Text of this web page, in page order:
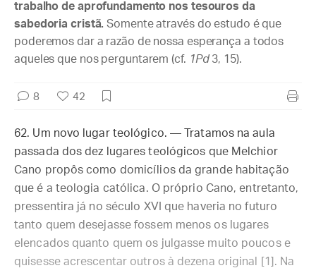
trabalho de aprofundamento nos tesouros da
sabedoria cristã. Somente através do estudo é que
poderemos dar a razão de nossa esperança a todos
aqueles que nos perguntarem (cf. 1Pd3, 15).
8 42
62. Um novo lugar teológico. — Tratamos na aula
passada dos dez lugares teológicos que Melchior
Cano propôs como domicílios da grande habitação
que é a teologia católica. O próprio Cano, entretanto,
pressentira já no século XVI que haveria no futuro
tanto quem desejasse fossem menos os lugares
elencados quanto quem os julgasse muito poucos e
quisesse acrescentar outros à dezena original [1]. Na